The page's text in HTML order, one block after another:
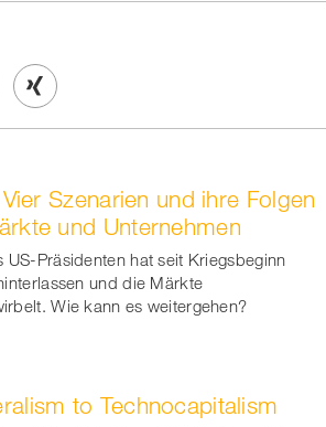
Share
XingSzenarien und ihre Folgen
und Unternehmen
US-Präsidenten hat seit Kriegsbeginn
und die Märkte
Wie kann es weitergehen?
to Technocapitalism